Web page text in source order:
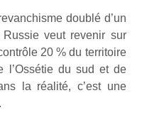
doublé d’un
veut revenir sur
20 % du territoire
l’Ossétie du sud et de
la réalité, c’est une